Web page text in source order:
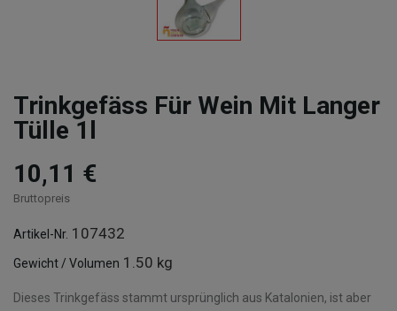
Trinkgefäss Für Wein Mit Langer
Tülle 1l
10,11 €
Bruttopreis
Artikel-Nr. 107432
Gewicht / Volumen 1.50 kg
Dieses Trinkgefäss stammt ursprünglich aus Katalonien, ist aber